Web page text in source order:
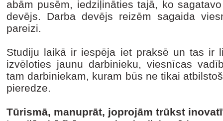
abām pusēm, iedziļināties tajā, ko
devējs. Darba devējs reizēm sagaida
pareizi.
Studiju laikā ir iespēja iet praksē un tas ir
izvēloties jaunu darbinieku, viesnīcas
tam darbiniekam, kuram būs ne tikai
pieredze.
Tūrismā, manuprāt, joprojām trūkst